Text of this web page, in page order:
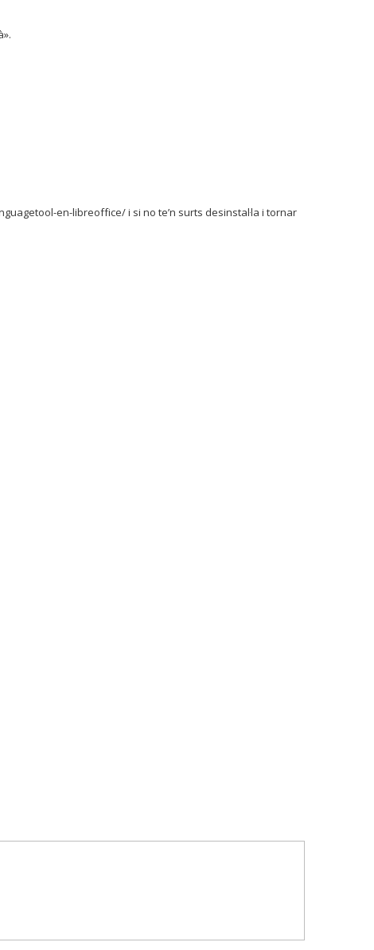
en-libreoffice/ i si no te’n surts desinstal·la i tornar